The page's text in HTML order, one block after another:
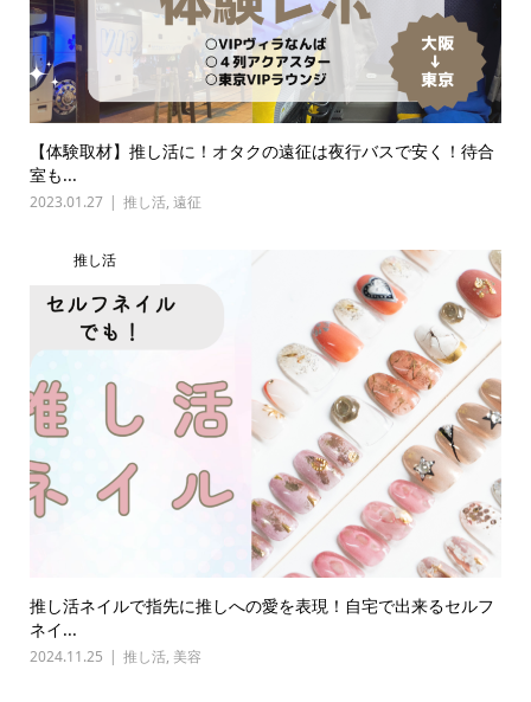
【体験取材】推し活に！オタクの遠征は夜行バスで安く！待合
室も...
2023.01.27 推し活, 遠征
推し活
推し活ネイルで指先に推しへの愛を表現！自宅で出来るセルフ
ネイ...
2024.11.25 推し活, 美容